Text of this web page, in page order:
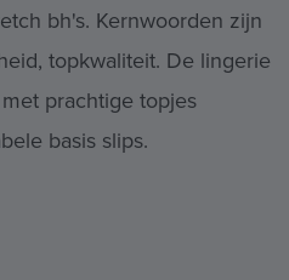
bh's. Kernwoorden zijn
topkwaliteit. De lingerie
prachtige topjes
basis slips.